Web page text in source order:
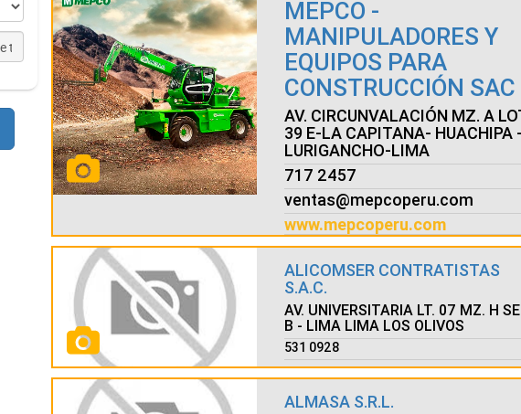
MEPCO -
MANIPULADORES Y
EQUIPOS PARA
CONSTRUCCIÓN SAC
AV. CIRCUNVALACIÓN MZ. A
39 E-LA CAPITANA- HUACHIPA
LURIGANCHO-LIMA
717 2457
ventas@mepcoperu.com
www.mepcoperu.com
ALICOMSER CONTRATISTAS
S.A.C.
AV. UNIVERSITARIA LT. 07 MZ. H
B - LIMA LIMA LOS OLIVOS
531 0928
ALMASA S.R.L.